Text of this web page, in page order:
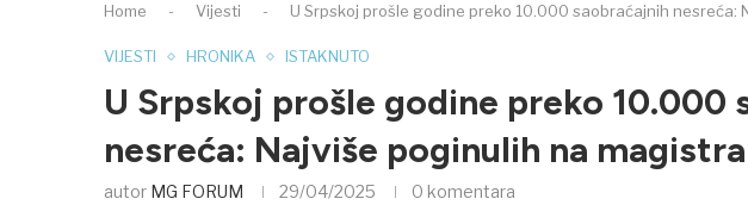
Home - Vijesti - U Srpskoj prošle godine preko 10.000 saobraćajnih nesreća:
VIJESTI HRONIKA ISTAKNUTO
U Srpskoj prošle godine preko 10.000
nesreća: Najviše poginulih na
autor MG FORUM 29/04/2025 0 komentara